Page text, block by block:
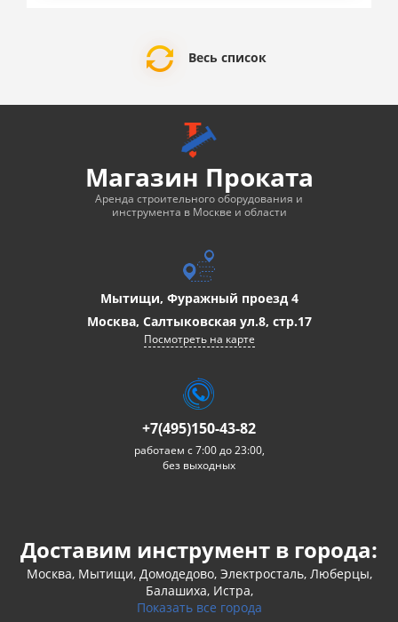
Весь список
Магазин Проката
Аренда строительного оборудования и
инструмента в Москве и области
Мытищи, Фуражный проезд 4
Москва, Салтыковская ул.8, стр.17
Посмотреть на карте
+7(495)150-43-82
работаем с 7:00 до 23:00,
без выходных
Доставим инструмент в города:
Москва, Мытищи, Домодедово, Электросталь, Люберцы,
Балашиха, Истра,
Показать все города